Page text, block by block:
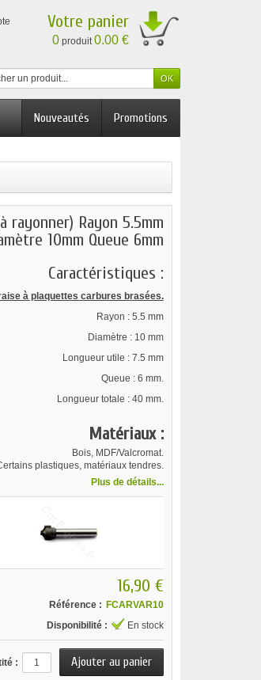
Votre panier
0 produit0.00 €
Promotions
Nouveautés
rayonner) Rayon 5.5mm
10mm Queue 6mm
Caractéristiques :
à plaquettes carbures brasées.
Rayon : 5.5 mm
Diamètre : 10 mm
Longueur utile : 7.5 mm
Queue : 6 mm.
Longueur totale : 40 mm.
Matériaux :
Bois, MDF/Valcromat.
plastiques, matériaux tendres.
Plus de détails...
16,90 €
Référence : FCARVAR10
Disponibilité :
En stock
: